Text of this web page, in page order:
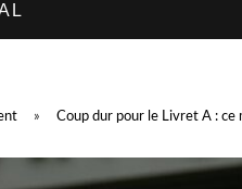
» Coup dur pour le Livret A : ce